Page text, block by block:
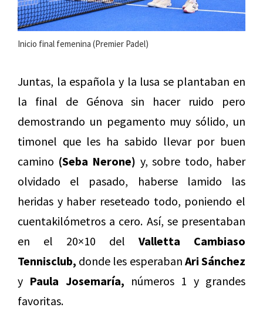
Inicio final femenina (Premier Padel)
Juntas, la española y la lusa se plantaban en
la final de Génova sin hacer ruido pero
demostrando un pegamento muy sólido, un
timonel que les ha sabido llevar por buen
camino (Seba Nerone) y, sobre todo, haber
olvidado el pasado, haberse lamido las
heridas y haber reseteado todo, poniendo el
cuentakilómetros a cero. Así, se presentaban
en el 20×10 del Valletta Cambiaso
Tennisclub, donde les esperaban Ari Sánchez
y Paula Josemaría, números 1 y grandes
favoritas.